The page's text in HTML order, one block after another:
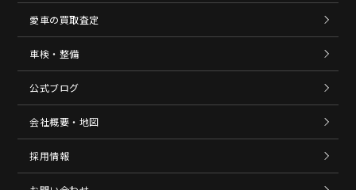
愛車の買取査定
車検・整備
公式ブログ
会社概要・地図
採用情報